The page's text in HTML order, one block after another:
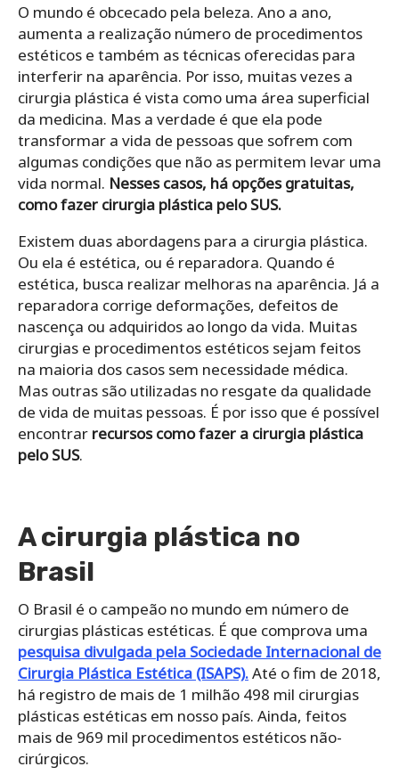
O mundo é obcecado pela beleza. Ano a ano,
aumenta a realização número de procedimentos
estéticos e também as técnicas oferecidas para
interferir na aparência. Por isso, muitas vezes a
cirurgia plástica é vista como uma área superficial
da medicina. Mas a verdade é que ela pode
transformar a vida de pessoas que sofrem com
algumas condições que não as permitem levar uma
vida normal. Nesses casos, há opções gratuitas,
como fazer cirurgia plástica pelo SUS.
Existem duas abordagens para a cirurgia plástica.
Ou ela é estética, ou é reparadora. Quando é
estética, busca realizar melhoras na aparência. Já a
reparadora corrige deformações, defeitos de
nascença ou adquiridos ao longo da vida. Muitas
cirurgias e procedimentos estéticos sejam feitos
na maioria dos casos sem necessidade médica.
Mas outras são utilizadas no resgate da qualidade
de vida de muitas pessoas. É por isso que é possível
encontrar recursos como fazer a cirurgia plástica
pelo SUS.
A cirurgia plástica no
Brasil
O Brasil é o campeão no mundo em número de
cirurgias plásticas estéticas. É que comprova uma
pesquisa divulgada pela Sociedade Internacional de
Cirurgia Plástica Estética (ISAPS).Até o fim de 2018,
há registro de mais de 1 milhão 498 mil cirurgias
plásticas estéticas em nosso país. Ainda, feitos
mais de 969 mil procedimentos estéticos não-
cirúrgicos.